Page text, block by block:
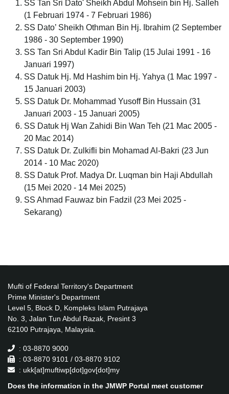
SS Tan Sri Dato' Sheikh Abdul Mohsein bin Hj. Salleh
(1 Februari 1974 - 7 Februari 1986)
SS Dato’ Sheikh Othman Bin Hj. Ibrahim (2 September
1986 - 30 September 1990)
SS Tan Sri Abdul Kadir Bin Talip (15 Julai 1991 - 16
Januari 1997)
SS Datuk Hj. Md Hashim bin Hj. Yahya (1 Mac 1997 -
15 Januari 2003)
SS Datuk Dr. Mohammad Yusoff Bin Hussain (31
Januari 2003 - 15 Januari 2005)
SS Datuk Hj Wan Zahidi Bin Wan Teh (21 Mac 2005 -
20 Mac 2014)
SS Datuk Dr. Zulkifli bin Mohamad Al-Bakri (23 Jun
2014 - 10 Mac 2020)
SS Datuk Prof. Madya Dr. Luqman bin Haji Abdullah
(15 Mei 2020 - 14 Mei 2025)
SS Ahmad Fauwaz bin Fadzil (23 Mei 2025 -
Sekarang)
Mufti of Federal Territory's Department
Prime Minister's Department
Level 5, Block D, Kompleks Islam Putrajaya
No. 3, Jalan Tun Abdul Razak, Presint 3
62100 Putrajaya, Malaysia.
: 03-8870 9000
: 03-8870 9101 / 03-8870 9102
: ukk[at]muftiwp[dot]gov[dot]my
Does the information in the JMWP Portal meet customer